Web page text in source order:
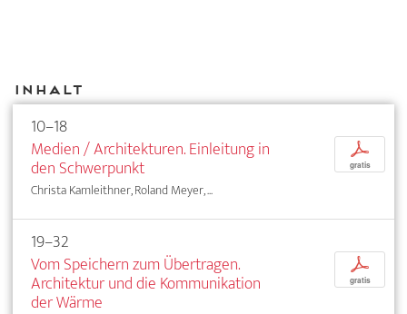
Inhalt
10–18
Medien / Architekturen. Einleitung in
den Schwerpunkt
Christa Kamleithner, Roland Meyer, ...
p
gratis
19–32
Vom Speichern zum Übertragen.
Architektur und die Kommunikation
der Wärme
p
gratis